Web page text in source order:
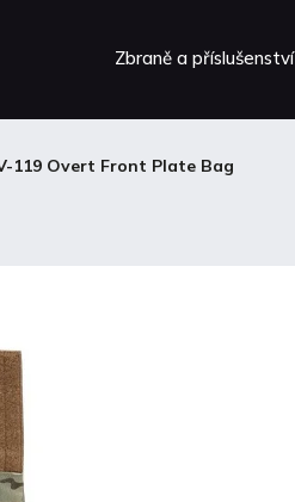
Zbraně a příslušenství
119 Overt Front Plate Bag